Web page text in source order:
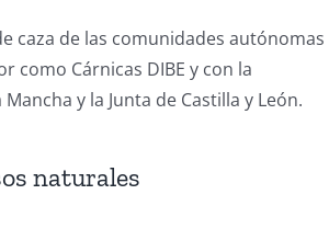
caza de las comunidades autónomas
como Cárnicas DIBE y con la
y la Junta de Castilla y León.
naturales